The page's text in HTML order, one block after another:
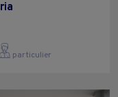
particulier